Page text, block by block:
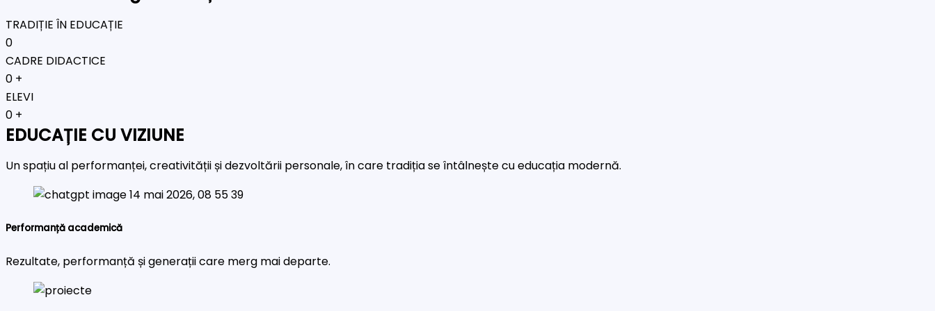
TRADIȚIE ÎN EDUCAȚIE
0
CADRE DIDACTICE
0 +
ELEVI
0 +
EDUCAȚIE CU VIZIUNE
Un spațiu al performanței, creativității și dezvoltării personale, în care tradiția se întâlnește cu educația modernă.
Performanță academică
Rezultate, performanță și generații care merg mai departe.